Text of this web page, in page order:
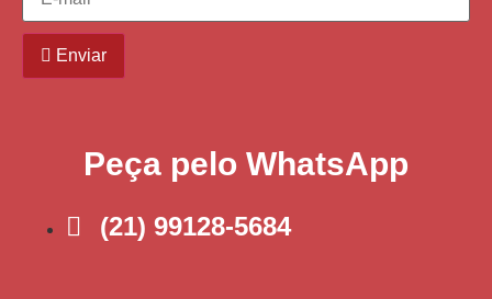
Enviar
Peça pelo WhatsApp
(21) 99128-5684